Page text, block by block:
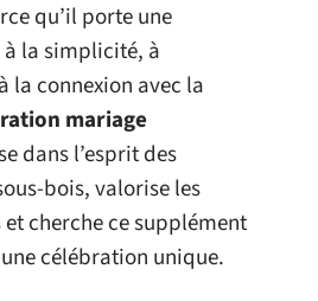
qu’il porte une
la simplicité, à
la connexion avec la
mariage
dans l’esprit des
bois, valorise les
cherche ce supplément
célébration unique.